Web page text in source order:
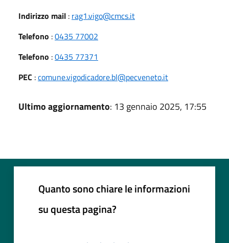
Indirizzo mail : rag1.vigo@cmcs.it
Telefono :0435 77002
Telefono :0435 77371
PEC :comune.vigodicadore.bl@pecveneto.it
Ultimo aggiornamento: 13 gennaio 2025, 17:55
Quanto sono chiare le informazioni
su questa pagina?